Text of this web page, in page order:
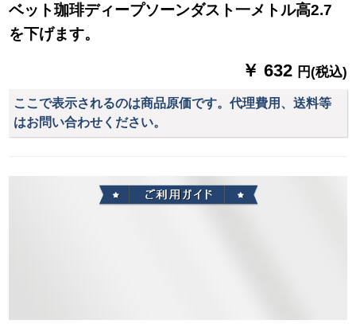
ベット珈琲ディープソーンダスト一メトル高2.7
を下げます。
￥ 632 円(税込)
ここで表示されるのは商品原価です。代理費用、送料等
はお問い合わせください。